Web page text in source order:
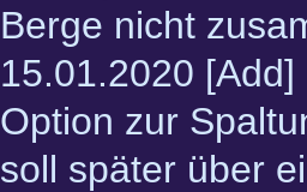
Berge nicht
15.01.2020
Option zur
soll später über